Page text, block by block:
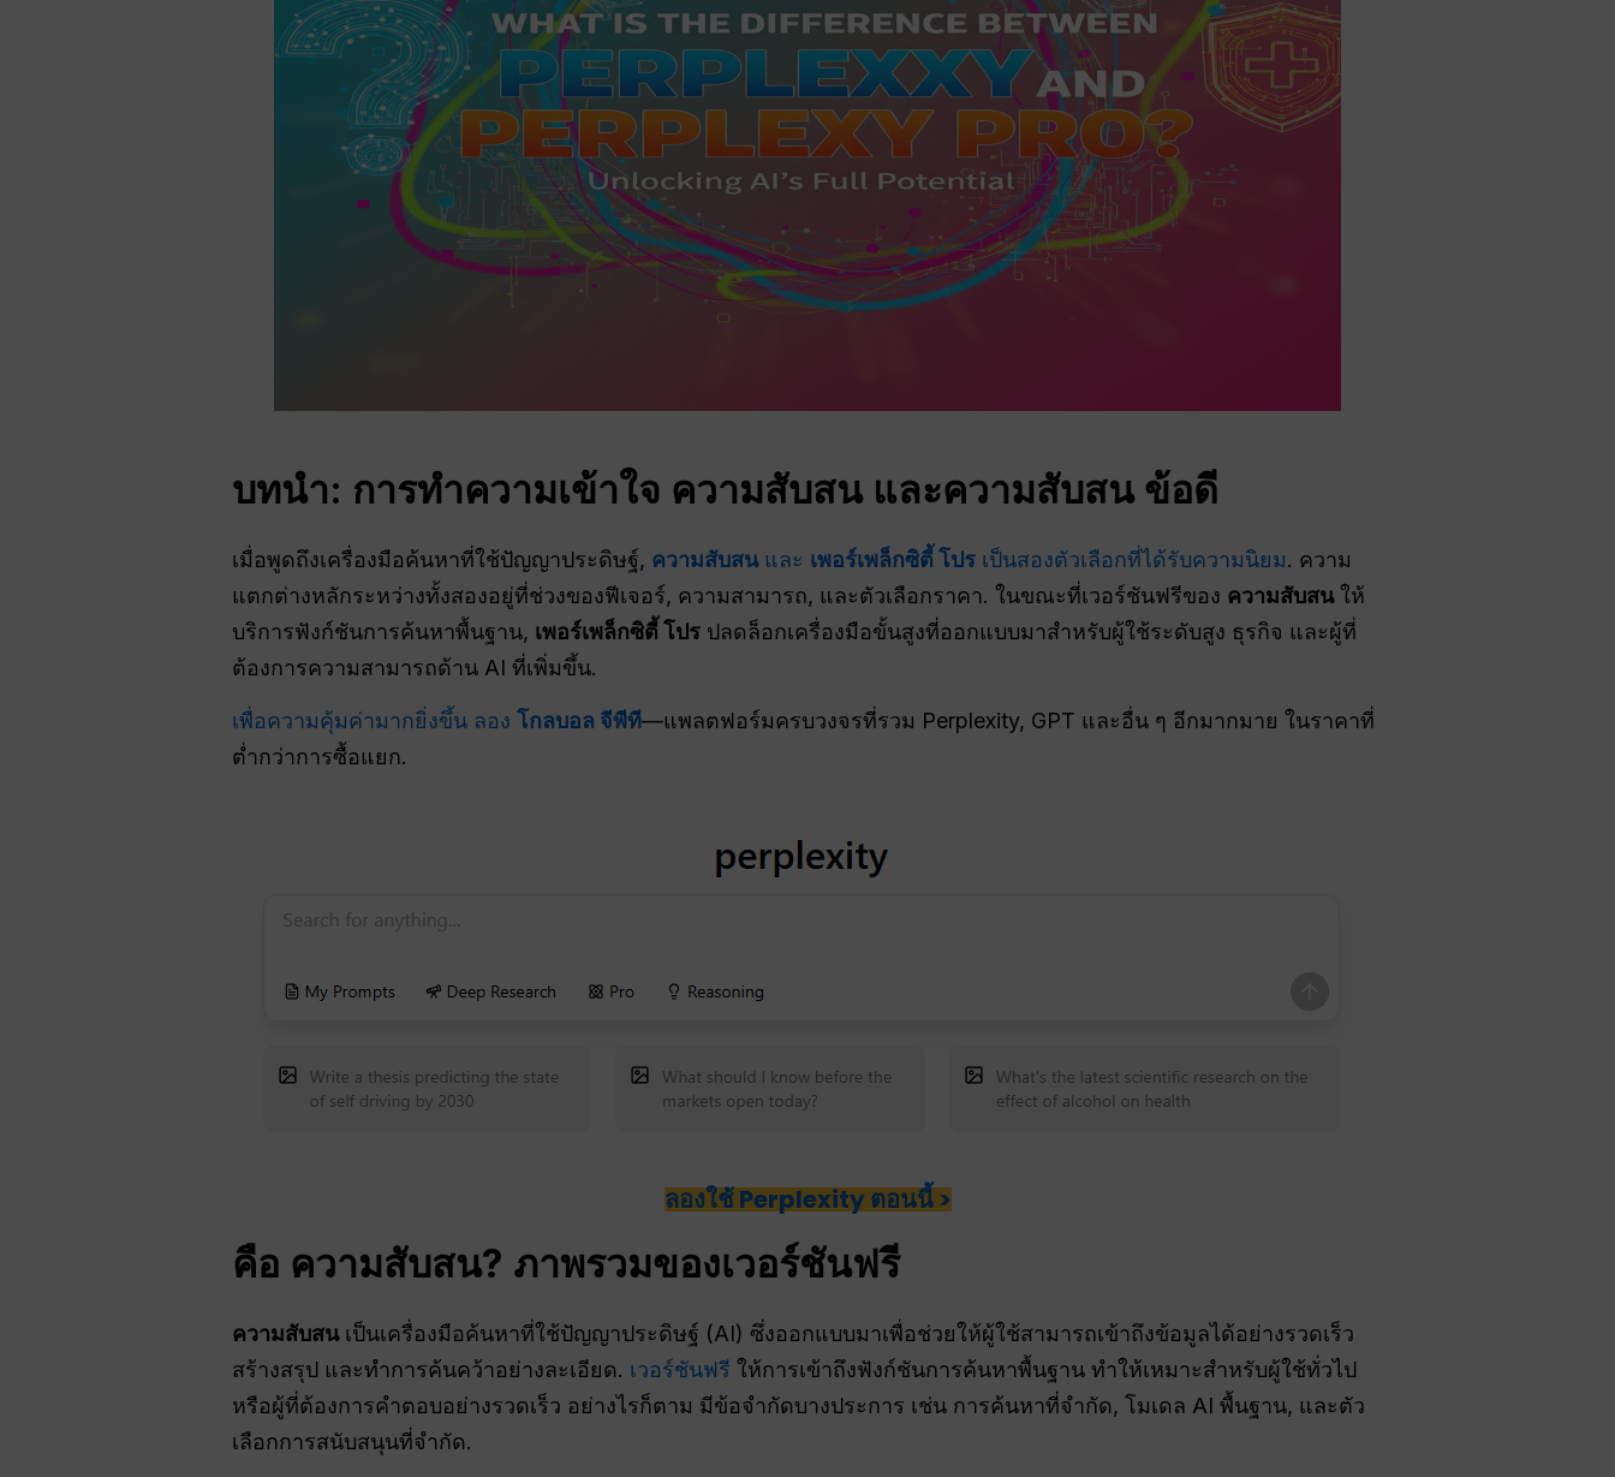
บทนำ: การทำความเข้าใจ ความสับสนและความสับสน ข้อดี
เมื่อพูดถึงเครื่องมือค้นหาที่ใช้ปัญญาประดิษฐ์, ความสับสนและ เพอร์เพล็กซิตี้ โปร เป็นสองตัวเลือกที่ได้รับความนิยม. ความ
แตกต่างหลักระหว่างทั้งสองอยู่ที่ช่วงของฟีเจอร์, ความสามารถ, และตัวเลือกราคา. ในขณะที่เวอร์ชันฟรีของ ความสับสนให้
บริการฟังก์ชันการค้นหาพื้นฐาน, เพอร์เพล็กซิตี้ โปร ปลดล็อกเครื่องมือขั้นสูงที่ออกแบบมาสำหรับผู้ใช้ระดับสูง ธุรกิจ และผู้ที่
ต้องการความสามารถด้าน AI ที่เพิ่มขึ้น.
เพื่อความคุ้มค่ามากยิ่งขึ้น ลอง โกลบอล จีพีที—แพลตฟอร์มครบวงจรที่รวม Perplexity, GPT และอื่น ๆ อีกมากมาย ในราคาที่
ต่ำกว่าการซื้อแยก.
ลองใช้ Perplexity ตอนนี้ >
คือ ความสับสน? ภาพรวมของเวอร์ชันฟรี
ความสับสนเป็นเครื่องมือค้นหาที่ใช้ปัญญาประดิษฐ์ (AI) ซึ่งออกแบบมาเพื่อช่วยให้ผู้ใช้สามารถเข้าถึงข้อมูลได้อย่างรวดเร็ว
สร้างสรุป และทำการค้นคว้าอย่างละเอียด. เวอร์ชันฟรี ให้การเข้าถึงฟังก์ชันการค้นหาพื้นฐาน ทำให้เหมาะสำหรับผู้ใช้ทั่วไป
หรือผู้ที่ต้องการคำตอบอย่างรวดเร็ว อย่างไรก็ตาม มีข้อจำกัดบางประการ เช่น การค้นหาที่จำกัด, โมเดล AI พื้นฐาน, และตัว
เลือกการสนับสนุนที่จำกัด.